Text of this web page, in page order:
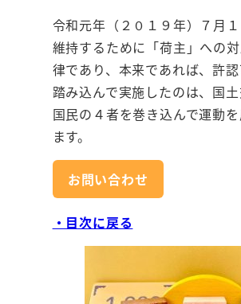
令和元年（２０１９年）７月
維持するために「荷主」への
律であり、本来であれば、許
踏み込んで実施したのは、国
国民の４者を巻き込んで運動
ます。
お問い合わせ
・目次に戻る